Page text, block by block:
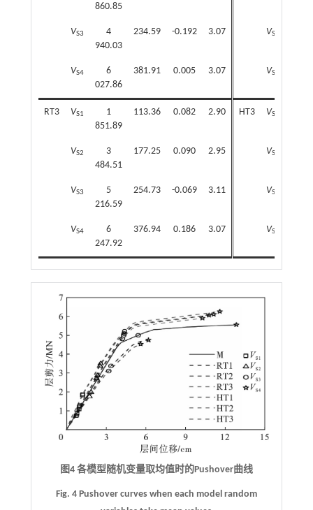
860.85
VS3
4
940.03
234.59 -0.192 3.07 VS3
VS4
6
027.86
381.91 0.005 3.07 VS4
RT3 VS1
1
851.89
113.36 0.082 2.90 HT3 VS1
VS2
3
484.51
177.25 0.090 2.95 VS2
VS3
5
216.59
254.73 -0.069 3.11 VS3
VS4
6
247.92
376.94 0.186 3.07 VS4
图4 各模型随机变量取均值时的Pushover曲线
Fig. 4 Pushover curves when each model random